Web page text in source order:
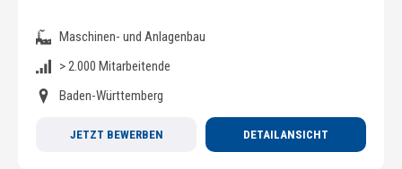
Maschinen- und Anlagenbau
> 2.000 Mitarbeitende
Baden-Württemberg
JETZT BEWERBEN DETAILANSICHT